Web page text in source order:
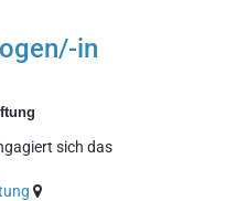
in
sich das